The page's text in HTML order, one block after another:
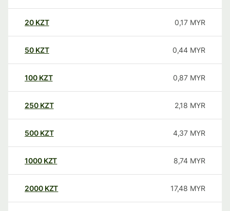
20 KZT 0,17 MYR
50 KZT 0,44 MYR
100 KZT 0,87 MYR
250 KZT 2,18 MYR
500 KZT 4,37 MYR
1000 KZT 8,74 MYR
2000 KZT 17,48 MYR